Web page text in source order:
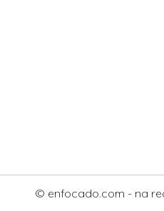
© enfocado.com - na